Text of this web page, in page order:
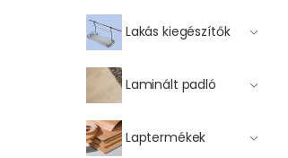
Lakás kiegészítők
Laminált padló
Laptermékek